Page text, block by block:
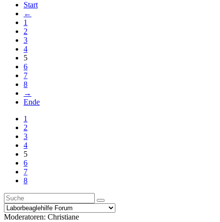
Start
←
1
2
3
4
5
6
7
8
→
Ende
1
2
3
4
5
6
7
8
Moderatoren: Christiane